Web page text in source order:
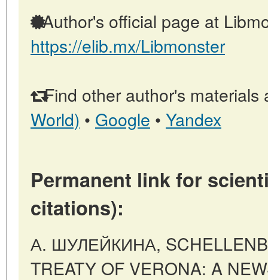
Author's official page at
https://elib.mx/Libmonster
Find other author's materials
World) • Google • Yandex
Permanent link for
citations):
А. ШУЛЕЙКИНА,
TREATY OF VERONA: A